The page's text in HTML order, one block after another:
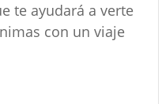
te ayudará a verte
con un viaje